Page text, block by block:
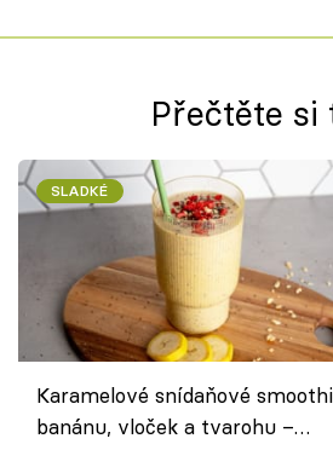
Přečtěte si
SLADKÉ
Karamelové snídaňové
banánu, vloček a tvarohu –